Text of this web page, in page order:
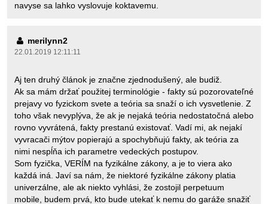
navyse sa lahko vyslovuje koktavemu.
merilynn2
22.01.2019 12:11:11
Aj ten druhý článok je značne zjednodušený, ale budiž.
Ak sa mám držať použitej terminológie - fakty sú pozorovateľné
prejavy vo fyzickom svete a teória sa snaží o ich vysvetlenie. Z
toho však nevyplýva, že ak je nejaká teória nedostatočná alebo
rovno vyvrátená, fakty prestanú existovať. Vadí mi, ak nejakí
vyvracači mýtov popierajú a spochybňujú fakty, ak teória za
nimi nespĺňa ich parametre vedeckých postupov.
Som fyzička, VERÍM na fyzikálne zákony, a je to viera ako
každá iná. Javí sa nám, že niektoré fyzikálne zákony platia
univerzálne, ale ak niekto vyhlási, že zostojil perpetuum
mobile, budem prvá, kto bude utekať k nemu do garáže snažiť